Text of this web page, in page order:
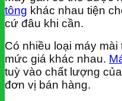
tông khác nhau tiện
cứ đâu khi cần.
Có nhiều loại máy
mức giá khác nhau.
tuỳ vào chất lượng
đơn vị bán hàng.